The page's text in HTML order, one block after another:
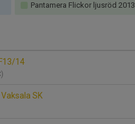
Pantamera Flickor ljusröd 2013
14
SK